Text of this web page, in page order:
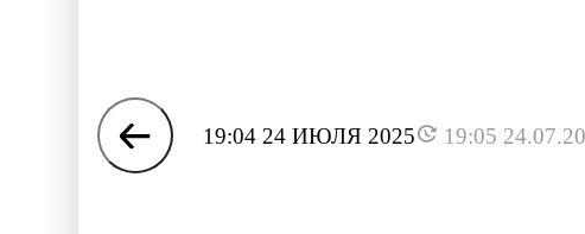
19:04 24 ИЮЛЯ 2025 19:05